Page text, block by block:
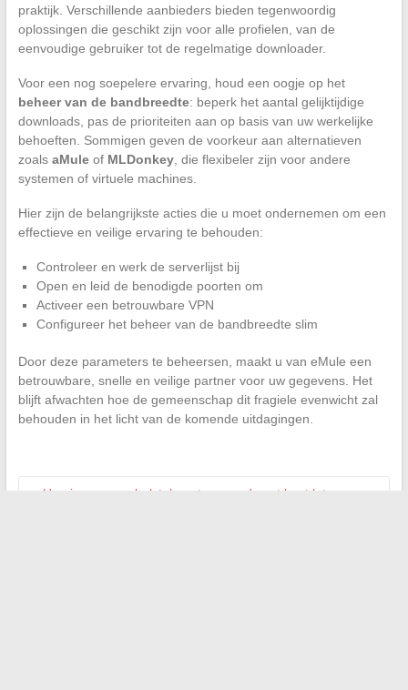
praktijk. Verschillende aanbieders bieden tegenwoordig
oplossingen die geschikt zijn voor alle profielen, van de
eenvoudige gebruiker tot de regelmatige downloader.
Voor een nog soepelere ervaring, houd een oogje op het
beheer van de bandbreedte: beperk het aantal gelijktijdige
downloads, pas de prioriteiten aan op basis van uw werkelijke
behoeften. Sommigen geven de voorkeur aan alternatieven
zoals aMuleof MLDonkey, die flexibeler zijn voor andere
systemen of virtuele machines.
Hier zijn de belangrijkste acties die u moet ondernemen om een
effectieve en veilige ervaring te behouden:
Controleer en werk de serverlijst bij
Open en leid de benodigde poorten om
Activeer een betrouwbare VPN
Configureer het beheer van de bandbreedte slim
Door deze parameters te beheersen, maakt u van eMule een
betrouwbare, snelle en veilige partner voor uw gegevens. Het
blijft afwachten hoe de gemeenschap dit fragiele evenwicht zal
behouden in het licht van de komende uitdagingen.
Hoe je een meubelstuk met gemoedsrust kunt laten